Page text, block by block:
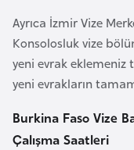
Ayrıca İzmir Vize
Konsolosluk vize
yeni evrak
yeni evrakların
Burkina Faso Vize
Çalışma Saatleri
e
k
B
u
l